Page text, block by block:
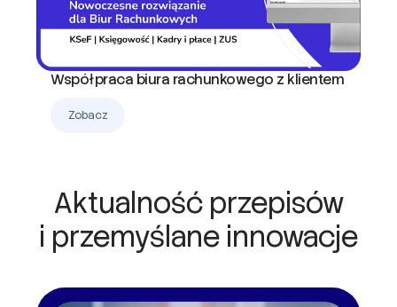
Współpraca biura rachunkowego z klientem
Zobacz
Aktualność przepisów
i przemyślane innowacje